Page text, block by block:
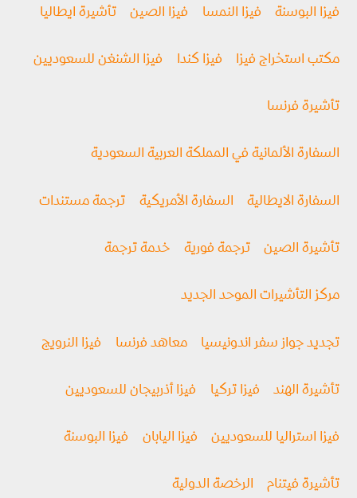
فيزا البوسنة فيزا النمسا فيزا الصين تأشيرة ايطاليا
مكتب استخراج فيزا فيزا كندا فيزا الشنغن للسعوديين
تأشيرة فرنسا
السفارة الألمانية في المملكة العربية السعودية
السفارة الايطالية السفارة الأمريكية ترجمة مستندات
تأشيرة الصين ترجمة فورية خدمة ترجمة
مركز التأشيرات الموحد الجديد
تجديد جواز سفر اندونيسيا معاهد فرنسا فيزا النرويج
تأشيرة الهند فيزا تركيا فيزا أذربيجان للسعوديين
فيزا استراليا للسعوديين فيزا اليابان فيزا البوسنة
تأشيرة فيتنام الرخصة الدولية